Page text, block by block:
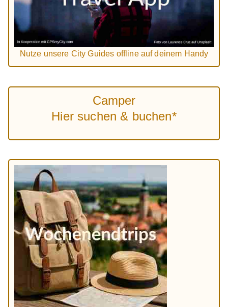
Nutze unsere City Guides offline auf deinem Handy
Camper
Hier suchen & buchen*